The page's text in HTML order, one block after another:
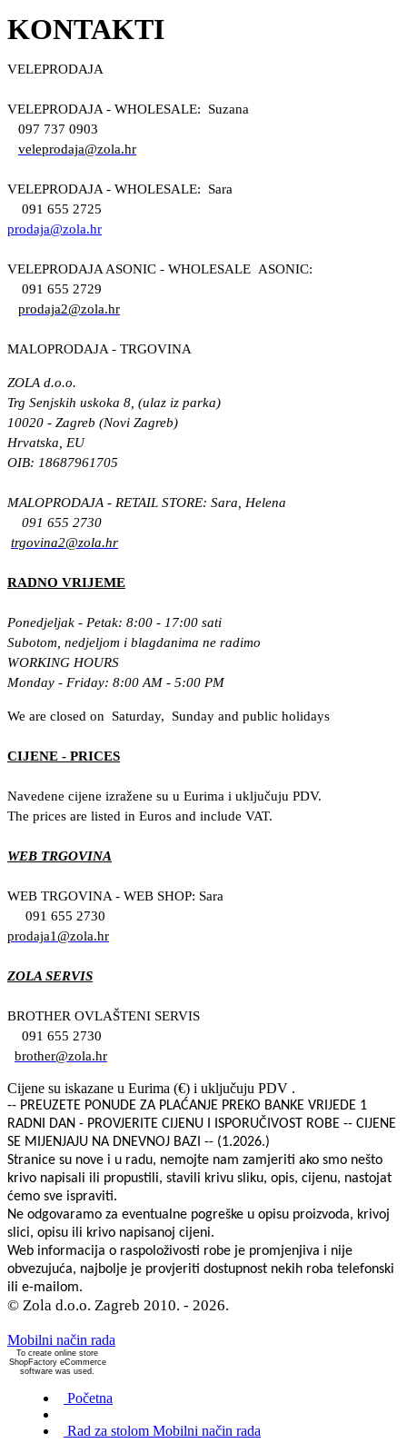
KONTAKTI
VELEPRODAJA
VELEPRODAJA - WHOLESALE: Suzana
097 737 0903
veleprodaja@zola.hr
VELEPRODAJA - WHOLESALE: Sara
091 655 2725
prodaja@zola.hr
VELEPRODAJA ASONIC - WHOLESALE ASONIC:
091 655 2729
prodaja2@zola.hr
MALOPRODAJA - TRGOVINA
ZOLA d.o.o.
Trg Senjskih uskoka 8, (ulaz iz parka)
10020 - Zagreb (Novi Zagreb)
Hrvatska, EU
OIB: 18687961705
MALOPRODAJA - RETAIL STORE: Sara, Helena
091 655 2730
trgovina2@zola.hr
RADNO VRIJEME
Ponedjeljak - Petak: 8:00 - 17:00 sati
Subotom, nedjeljom i blagdanima ne radimo
WORKING HOURS
Monday - Friday: 8:00 AM - 5:00 PM
We are closed on Saturday, Sunday and public holidays
CIJENE - PRICES
Navedene cijene izražene su u Eurima i uključuju PDV.
The prices are listed in Euros and include VAT.
WEB TRGOVINA
WEB TRGOVINA - WEB SHOP: Sara
091 655 2730
prodaja1@zola.hr
ZOLA SERVIS
BROTHER OVLAŠTENI SERVIS
091 655 2730
brother@zola.hr
Cijene su iskazane u Eurima (€) i uključuju PDV .
-- PREUZETE PONUDE ZA PLAĆANJE PREKO BANKE VRIJEDE 1
RADNI DAN - PROVJERITE CIJENU I ISPORUČIVOST ROBE -- CIJENE
SE MIJENJAJU NA DNEVNOJ BAZI -- (1.2026.)
Stranice su nove i u radu, nemojte nam zamjeriti ako smo nešto
krivo napisali ili propustili, stavili krivu sliku, opis, cijenu, nastojat
ćemo sve ispraviti.
Ne odgovaramo za eventualne pogreške u opisu proizvoda, krivoj
slici, opisu ili krivo napisanoj cijeni.
Web informacija o raspoloživosti robe je promjenjiva i nije
obvezujuća, najbolje je provjeriti dostupnost nekih roba telefonski
ili e-mailom.
© Zola d.o.o. Zagreb 2010. - 2026.
Mobilni način rada
To create online store
ShopFactory eCommerce
software was used.
Početna
Rad za stolom Mobilni način rada